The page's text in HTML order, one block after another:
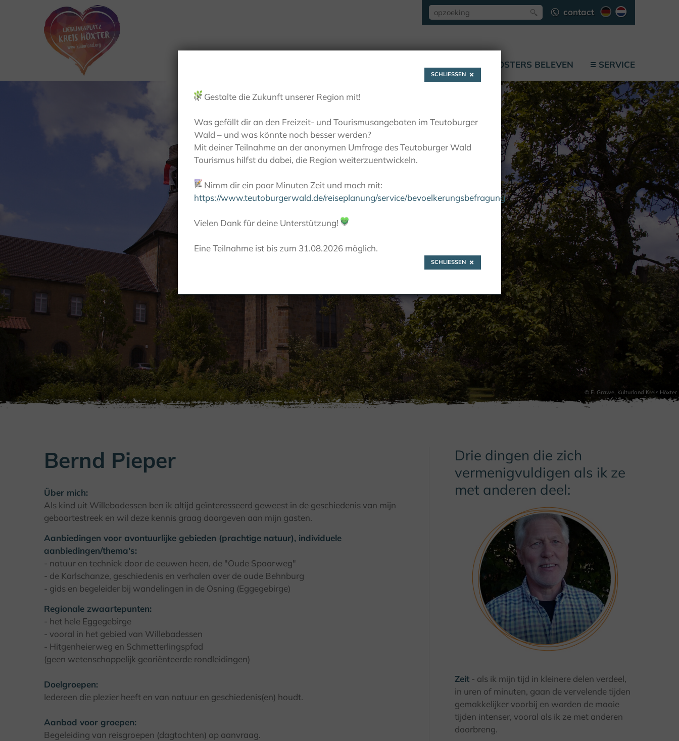
contact
KLOOSTERS BELEVEN SERVICE
Bernd Pieper
© F. Grawe, Kulturland Kreis Höxter
Bernd Pieper
Über mich:
Als kind uit Willebadessen ben ik altijd geïnteresseerd geweest in de geschiedenis van mijn
geboortestreek en wil deze kennis graag doorgeven aan mijn gasten.
Aanbiedingen voor avontuurlijke gebieden (prachtige natuur), individuele
aanbiedingen/thema's:
- natuur en techniek door de eeuwen heen, de "Oude Spoorweg"
- de Karlschanze, geschiedenis en verhalen over de oude Behnburg
- gids en begeleider bij wandelingen in de Osning (Eggegebirge)
Regionale zwaartepunten:
- het hele Eggegebirge
- vooral in het gebied van Willebadessen
- Hitgenheierweg en Schmetterlingspfad
(geen wetenschappelijk georiënteerde rondleidingen)
Doelgroepen:
Iedereen die plezier heeft en van natuur en geschiedenis(en) houdt.
Aanbod voor groepen:
Begeleiding van reisgroepen (dagtochten) op aanvraag.
Drie dingen die zich
vermenigvuldigen als ik ze
met anderen deel:
© Bernd Pieper
Zeit - als ik mijn tijd in kleinere delen verdeel,
in uren of minuten, gaan de vervelende tijden
gemakkelijker voorbij en worden de mooie
tijden intenser, vooral als ik ze met anderen
doorbreng.
SCHLIESSEN
🌿 Gestalte die Zukunft unserer Region mit!
Was gefällt dir an den Freizeit- und Tourismusangeboten im Teutoburger
Wald – und was könnte noch besser werden?
Mit deiner Teilnahme an der anonymen Umfrage des Teutoburger Wald
Tourismus hilfst du dabei, die Region weiterzuentwickeln.
📝 Nimm dir ein paar Minuten Zeit und mach mit:
https://www.teutoburgerwald.de/reiseplanung/service/bevoelkerungsbefragung
Vielen Dank für deine Unterstützung! 💚
Eine Teilnahme ist bis zum 31.08.2026 möglich.
SCHLIESSEN